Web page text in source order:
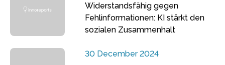
Widerstandsfähig gegen
Fehlinformationen: KI stärkt den
sozialen Zusammenhalt
30 December 2024